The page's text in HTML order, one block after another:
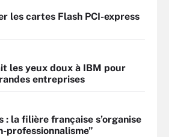
les cartes Flash PCI-express
les yeux doux à IBM pour
entreprises
: la filière française s’organise
professionnalisme”